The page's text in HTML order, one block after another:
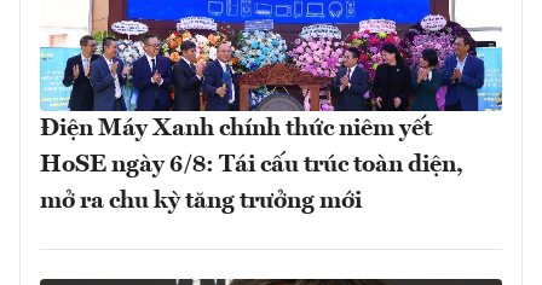
Điện Máy Xanh chính thức niêm yết
HoSE ngày 6/8: Tái cấu trúc toàn diện,
mở ra chu kỳ tăng trưởng mới